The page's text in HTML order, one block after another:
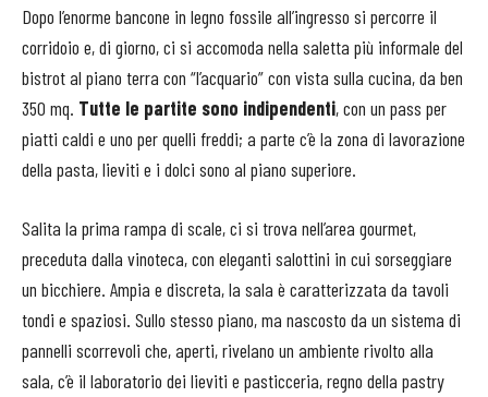
Dopo l’enorme bancone in legno fossile all’ingresso si percorre il
corridoio e, di giorno, ci si accomoda nella saletta più informale del
bistrot al piano terra con “l’acquario” con vista sulla cucina, da ben
350 mq. Tutte le partite sono indipendenti, con un pass per
piatti caldi e uno per quelli freddi; a parte c’è la zona di lavorazione
della pasta, lieviti e i dolci sono al piano superiore.
Salita la prima rampa di scale, ci si trova nell’area gourmet,
preceduta dalla vinoteca, con eleganti salottini in cui sorseggiare
un bicchiere. Ampia e discreta, la sala è caratterizzata da tavoli
tondi e spaziosi. Sullo stesso piano, ma nascosto da un sistema di
pannelli scorrevoli che, aperti, rivelano un ambiente rivolto alla
sala, c’è il laboratorio dei lieviti e pasticceria, regno della pastry